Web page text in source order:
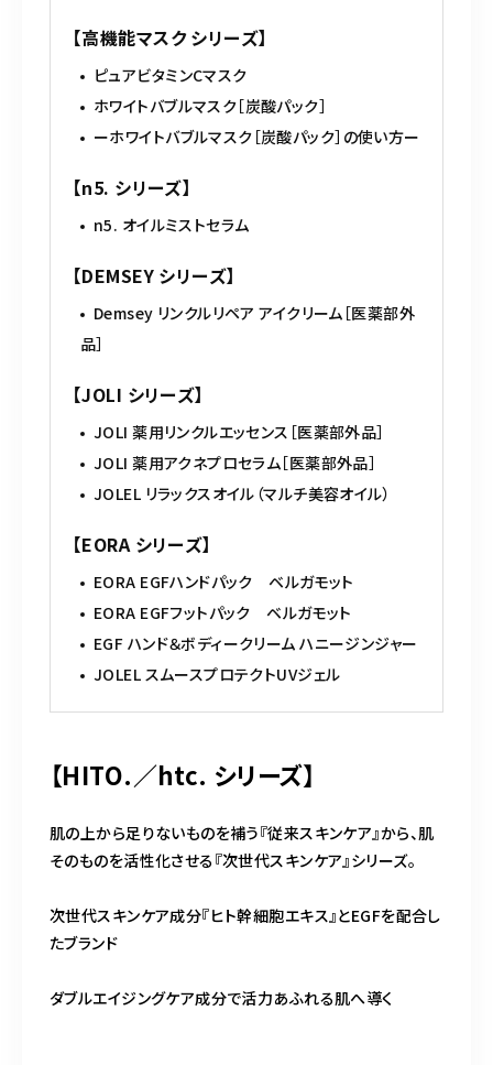
【高機能マスク シリーズ】
ピュアビタミンCマスク
ホワイトバブルマスク［炭酸パック］
ーホワイトバブルマスク［炭酸パック］の使い方ー
【n5. シリーズ】
n5. オイルミストセラム
【DEMSEY シリーズ】
Demsey リンクルリペア アイクリーム［医薬部外
品］
【JOLI シリーズ】
JOLI 薬用リンクルエッセンス［医薬部外品］
JOLI 薬用アクネプロセラム［医薬部外品］
JOLEL リラックスオイル（マルチ美容オイル）
【EORA シリーズ】
EORA EGFハンドパック ベルガモット
EORA EGFフットパック ベルガモット
EGF ハンド＆ボディークリーム ハニージンジャー
JOLEL スムースプロテクトUVジェル
【HITO.／htc. シリーズ】
肌の上から足りないものを補う『従来スキンケア』から、肌
そのものを活性化させる『次世代スキンケア』シリーズ。
次世代スキンケア成分『ヒト幹細胞エキス』とEGFを配合し
たブランド
ダブルエイジングケア成分で活力あふれる肌へ導く